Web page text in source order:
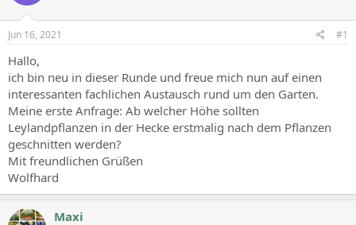
Jun 16, 2021 #1
Hallo,
ich bin neu in dieser Runde und freue mich nun auf einen
interessanten fachlichen Austausch rund um den Garten.
Meine erste Anfrage: Ab welcher Höhe sollten
Leylandpflanzen in der Hecke erstmalig nach dem Pflanzen
geschnitten werden?
Mit freundlichen Grüßen
Wolfhard
Maxi